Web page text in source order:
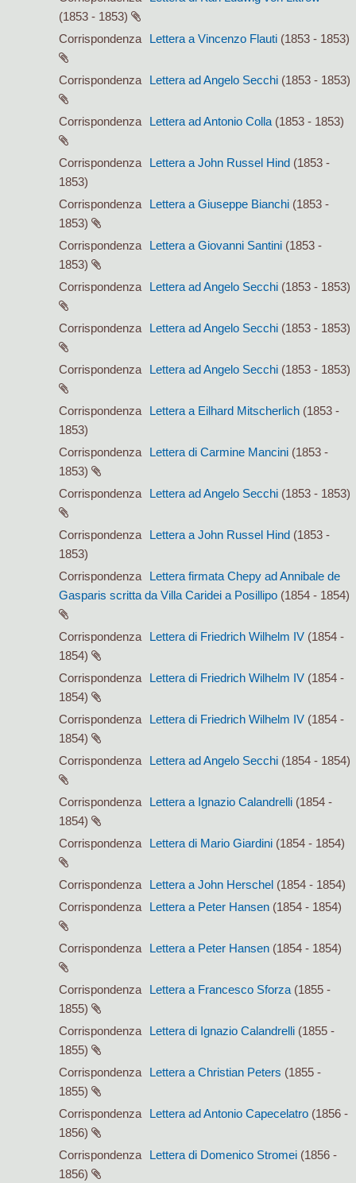
(1853 - 1853)
Corrispondenza
Lettera a Vincenzo Flauti (1853 - 1853)
Corrispondenza Lettera ad Angelo Secchi (1853 - 1853)
Corrispondenza Lettera ad Antonio Colla (1853 - 1853)
Corrispondenza Lettera a John Russel Hind (1853 -
1853)
Corrispondenza
Lettera a Giuseppe Bianchi (1853 -
1853)
Corrispondenza
Lettera a Giovanni Santini (1853 -
1853)
Corrispondenza
Lettera ad Angelo Secchi (1853 - 1853)
Corrispondenza Lettera ad Angelo Secchi (1853 - 1853)
Corrispondenza Lettera ad Angelo Secchi (1853 - 1853)
Corrispondenza Lettera a Eilhard Mitscherlich (1853 -
1853)
Corrispondenza
Lettera di Carmine Mancini (1853 -
1853)
Corrispondenza
Lettera ad Angelo Secchi (1853 - 1853)
Corrispondenza Lettera a John Russel Hind (1853 -
1853)
Corrispondenza
Lettera firmata Chepy ad Annibale de
Gasparis scritta da Villa Caridei a Posillipo (1854 - 1854)
Corrispondenza Lettera di Friedrich Wilhelm IV (1854 -
1854)
Corrispondenza
Lettera di Friedrich Wilhelm IV (1854 -
1854)
Corrispondenza
Lettera di Friedrich Wilhelm IV (1854 -
1854)
Corrispondenza
Lettera ad Angelo Secchi (1854 - 1854)
Corrispondenza Lettera a Ignazio Calandrelli (1854 -
1854)
Corrispondenza
Lettera di Mario Giardini (1854 - 1854)
Corrispondenza Lettera a John Herschel (1854 - 1854)
Corrispondenza
Lettera a Peter Hansen (1854 - 1854)
Corrispondenza Lettera a Peter Hansen (1854 - 1854)
Corrispondenza Lettera a Francesco Sforza (1855 -
1855)
Corrispondenza
Lettera di Ignazio Calandrelli (1855 -
1855)
Corrispondenza
Lettera a Christian Peters (1855 -
1855)
Corrispondenza
Lettera ad Antonio Capecelatro (1856 -
1856)
Corrispondenza
Lettera di Domenico Stromei (1856 -
1856)